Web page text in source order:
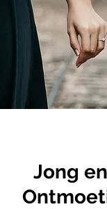
Jong